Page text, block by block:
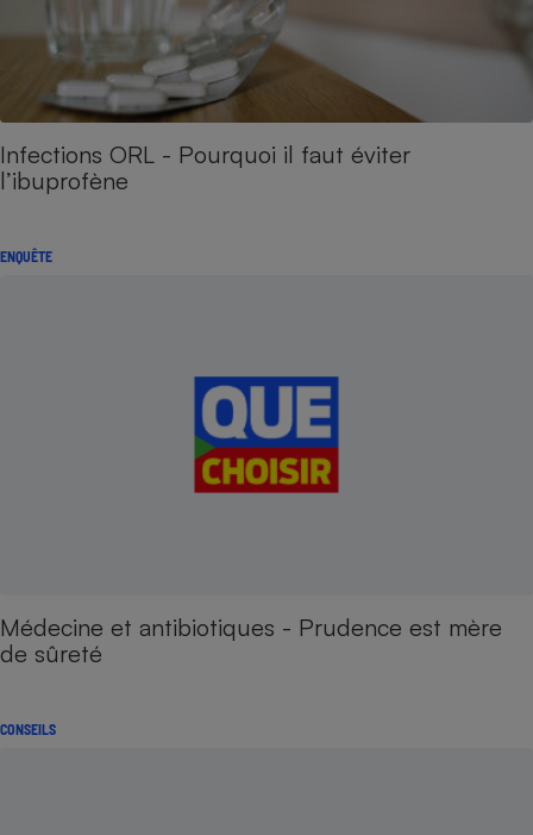
Infections ORL - Pourquoi il faut éviter
l’ibuprofène
ENQUÊTE
Médecine et antibiotiques - Prudence est mère
de sûreté
CONSEILS